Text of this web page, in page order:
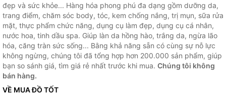
đẹp và sức khỏe... Hàng hóa phong phú đa dạng gồm dưỡng da,
trang điểm, chăm sóc body, tóc, kem chống nắng, trị mụn, sữa rửa
mặt, thực phẩm chức năng, dụng cụ làm đẹp, dụng cụ cá nhân,
nước hoa, tinh dầu spa. Giúp làn da hồng hào, trắng da, ngừa lão
hóa, căng tràn sức sống... Bằng khả năng sẵn có cùng sự nỗ lực
không ngừng, chúng tôi đã tổng hợp hơn 200.000 sản phẩm, giúp
bạn so sánh giá, tìm giá rẻ nhất trước khi mua. Chúng tôi không
bán hàng.
VỀ MUA ĐỒ TỐT